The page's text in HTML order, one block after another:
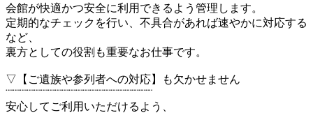
会館が快適かつ安全に利用できるよう管理します。
定期的なチェックを行い、不具合があれば速やかに対応する
など、
裏方としての役割も重要なお仕事です。
▽【ご遺族や参列者への対応】も欠かせません
¨¨¨¨¨¨¨¨¨¨¨¨¨¨¨¨¨¨¨¨¨¨¨¨¨¨¨¨¨¨¨¨¨¨¨¨¨¨¨¨¨¨
安心してご利用いただけるよう、